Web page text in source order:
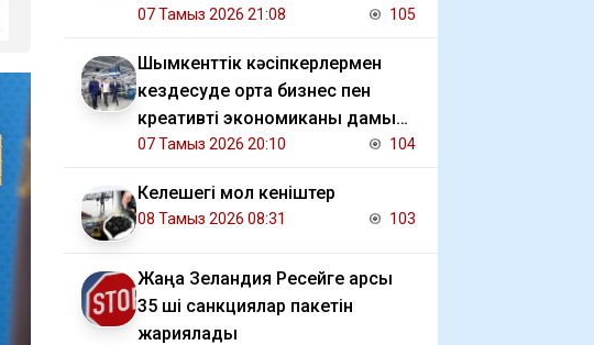
07 Тамыз 2026 21:08 105
Шымкенттік кәсіпкерлермен
кездесуде орта бизнес пен
креативті экономиканы дамыту
мәселесі талқыланды
07 Тамыз 2026 20:10 104
Келешегі мол кеніштер
08 Тамыз 2026 08:31 103
Жаңа Зеландия Ресейге қарсы
35 ші санкциялар пакетін
жариялады